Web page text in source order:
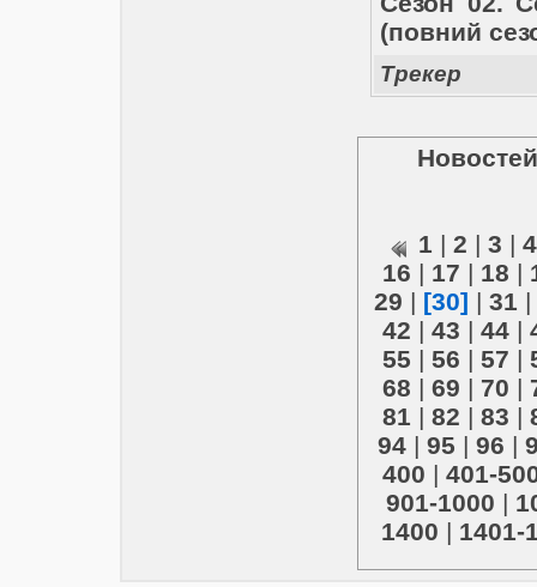
(повний
Трекер
1 | 2 | 3 | 4
16 | 17 | 18 |
29 | [30] | 31 |
42 | 43 | 44|
55 | 56 | 57 |
68 | 69 | 70 |
81 | 82 | 83 |
94 | 95 | 96 |
400 | 401-
901-1000 |
1400 | 1401-